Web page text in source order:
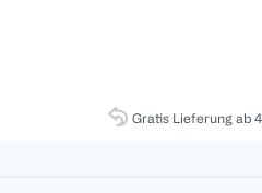
Gratis Lieferung ab